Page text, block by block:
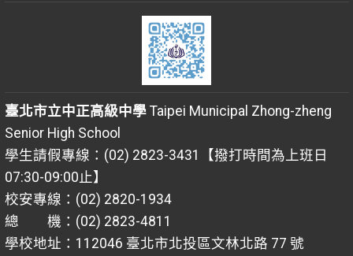
臺北市立中正高級中學Taipei Municipal Zhong-zheng
Senior High School
學生請假專線：(02) 2823-3431【撥打時間為上班日
07:30-09:00止】
校安專線：(02) 2820-1934
總 機：(02) 2823-4811
學校地址：112046 臺北市北投區文林北路 77 號